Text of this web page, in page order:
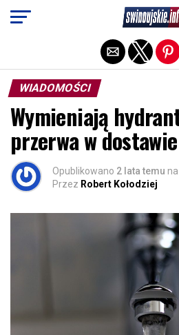
WIADOMOŚCI
Wymieniają
przerwa w
Opublikowano 2 lata temu na
Przez Robert Kołodziej
Exit mobile